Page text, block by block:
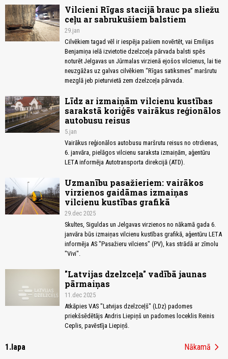
Vilcieni Rīgas stacijā brauc pa sliežu
ceļu ar sabrukušiem balstiem
29.jan
Cilvēkiem tagad vēl ir iespēja pašiem novērtēt, vai Emilijas
Benjamiņa ielā izvietotie dzelzceļa pārvada balsti spēs
noturēt Jelgavas un Jūrmalas virzienā ejošos vilcienus, lai tie
neuzgāžas uz galvas cilvēkiem “Rīgas satiksmes” maršrutu
mezglā jeb pieturvietā zem dzelzceļa pārvada.
Līdz ar izmaiņām vilcienu kustības
sarakstā koriģēs vairākus reģionālos
autobusu reisus
5.jan
Vairākus reģionālos autobusu maršrutu reisus no otrdienas,
6. janvāra, pielāgos vilcienu saraksta izmaiņām, aģentūru
LETA informēja Autotransporta direkcijā (ATD).
Uzmanību pasažieriem: vairākos
virzienos gaidāmas izmaiņas
vilcienu kustības grafikā
29.dec 2025
Skultes, Siguldas un Jelgavas virzienos no nākamā gada 6.
janvāra būs izmaiņas vilcienu kustības grafikā, aģentūru LETA
informēja AS "Pasažieru vilciens" (PV), kas strādā ar zīmolu
"Vivi".
"Latvijas dzelzceļa" vadībā jaunas
pārmaiņas
11.dec 2025
Atkāpies VAS "Latvijas dzelzceļš" (LDz) padomes
priekšsēdētājs Andris Liepiņš un padomes loceklis Reinis
Ceplis, pavēstīja Liepiņš.
1.lapa Nākamā chevron_right